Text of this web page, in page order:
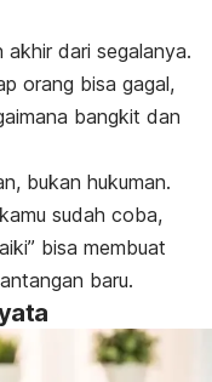
dari segalanya.
orang bisa gagal,
bangkit dan
bukan hukuman.
sudah coba,
bisa membuat
baru.